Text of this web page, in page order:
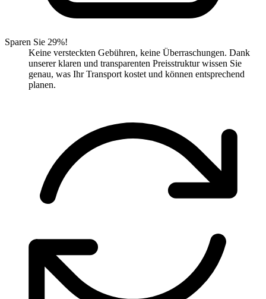
Sparen Sie 29%!
Keine versteckten Gebühren, keine Überraschungen. Dank
unserer klaren und transparenten Preisstruktur wissen Sie
genau, was Ihr Transport kostet und können entsprechend
planen.